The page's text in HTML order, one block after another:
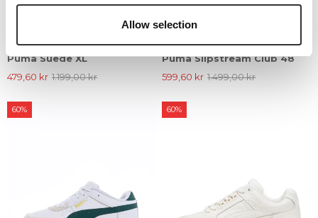
Allow selection
Puma Suede XL
479,60 kr 1.199,00 kr
Puma Slipstream Club 48
599,60 kr 1.499,00 kr
60% 60%